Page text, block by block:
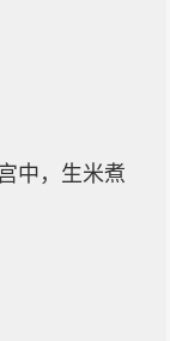
中，生米煮